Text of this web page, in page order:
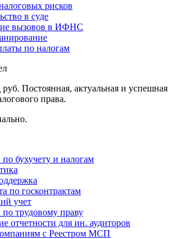
рисков
в суде
вызовов в ИФНС
по налогам
Постоянная, актуальная и успешная
права.
бухучету и налогам
по госконтрактам
учет
по трудовому праву
отчетности для ин. аудиторов
с Реестром МСП